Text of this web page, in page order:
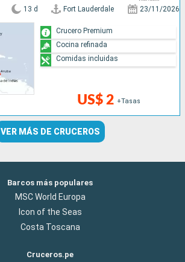
13 d Fort Lauderdale 23/11/2026
US$ 2 +Tasas
Crucero Premium
Cocina refinada
Comidas incluidas
VER MÁS DE CRUCEROS
Barcos más populares
MSC World Europa
Icon of the Seas
Costa Toscana
Cruceros.pe